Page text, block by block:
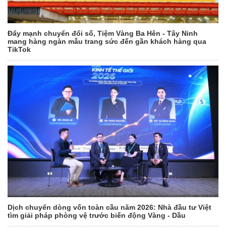
Đẩy mạnh chuyển đổi số, Tiệm Vàng Ba Hên - Tây Ninh
mang hàng ngàn mẫu trang sức đến gần khách hàng qua
TikTok
Dịch chuyển dòng vốn toàn cầu năm 2026: Nhà đầu tư Việt
tìm giải pháp phòng vệ trước biến động Vàng - Dầu